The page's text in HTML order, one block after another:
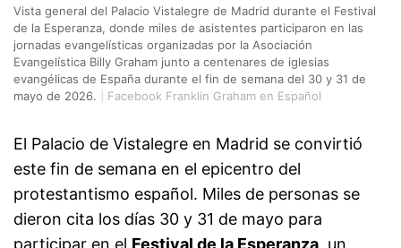
Vista general del Palacio Vistalegre de Madrid durante el Festival
de la Esperanza, donde miles de asistentes participaron en las
jornadas evangelísticas organizadas por la Asociación
Evangelística Billy Graham junto a centenares de iglesias
evangélicas de España durante el fin de semana del 30 y 31 de
mayo de 2026.
Facebook Franklin Graham en Español
El Palacio de Vistalegre en Madrid se convirtió
este fin de semana en el epicentro del
protestantismo español. Miles de personas se
dieron cita los días 30 y 31 de mayo para
participar en el Festival de la Esperanza, un